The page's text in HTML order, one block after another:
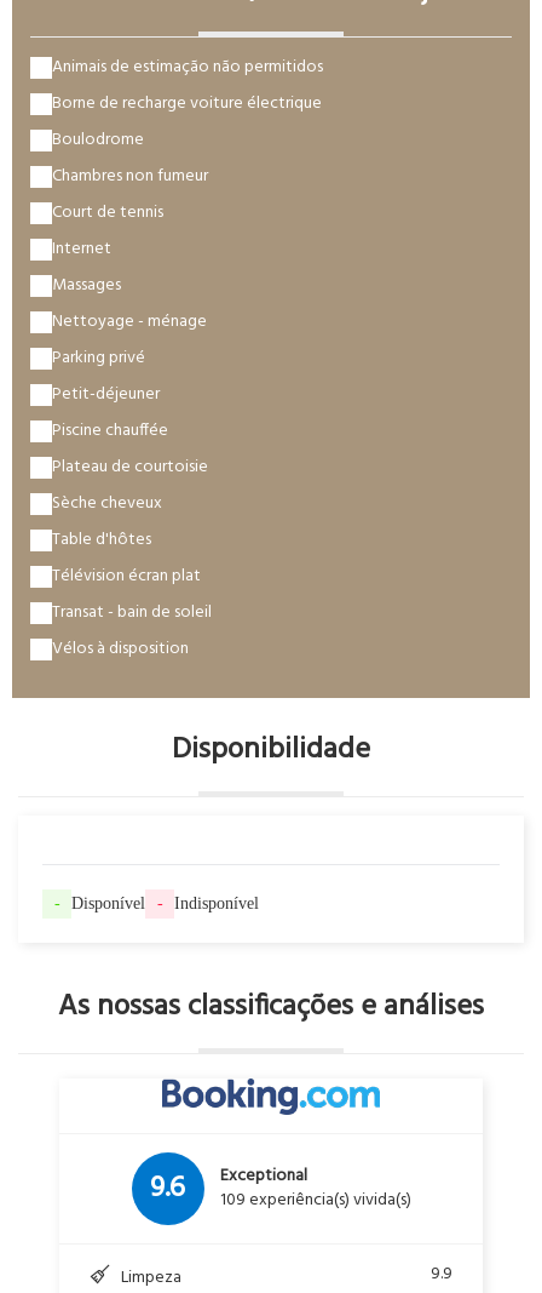
Animais de estimação não permitidos
Borne de recharge voiture électrique
Boulodrome
Chambres non fumeur
Court de tennis
Internet
Massages
Nettoyage - ménage
Parking privé
Petit-déjeuner
Piscine chauffée
Plateau de courtoisie
Sèche cheveux
Table d'hôtes
Télévision écran plat
Transat - bain de soleil
Vélos à disposition
Disponibilidade
- Disponível - Indisponível
As nossas classificações e análises
9.6
Exceptional
109 experiência(s) vivida(s)
Limpeza
9.9